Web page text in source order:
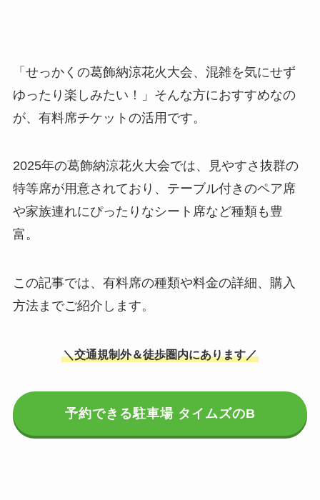
「せっかくの葛飾納涼花火大会、混雑を気にせず
ゆったり楽しみたい！」そんな方におすすめなの
が、有料席チケットの活用です。
2025年の葛飾納涼花火大会では、見やすさ抜群の
特等席が用意されており、テーブル付きのペア席
や家族連れにぴったりなシート席など種類も豊
富。
この記事では、有料席の種類や料金の詳細、購入
方法までご紹介します。
＼交通規制外＆徒歩圏内にあります／
予約できる駐車場 タイムズのB